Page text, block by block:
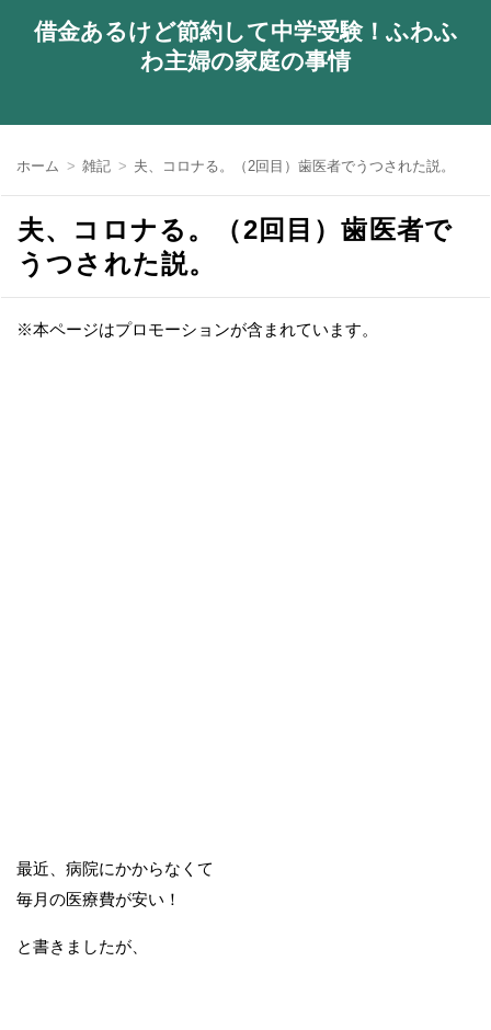
借金あるけど節約して中学受験！ふわふ
わ主婦の家庭の事情
ホーム 雑記 夫、コロナる。（2回目）歯医者でうつされた説。
夫、コロナる。（2回目）歯医者で
うつされた説。
※本ページはプロモーションが含まれています。
最近、病院にかからなくて
毎月の医療費が安い！
と書きましたが、